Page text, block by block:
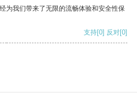
为我们带来了无限的流畅体验和安全性保
支持[0] 反对[0]